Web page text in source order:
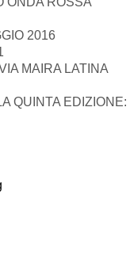
2016
MAIRA LATINA
QUINTA EDIZIONE: